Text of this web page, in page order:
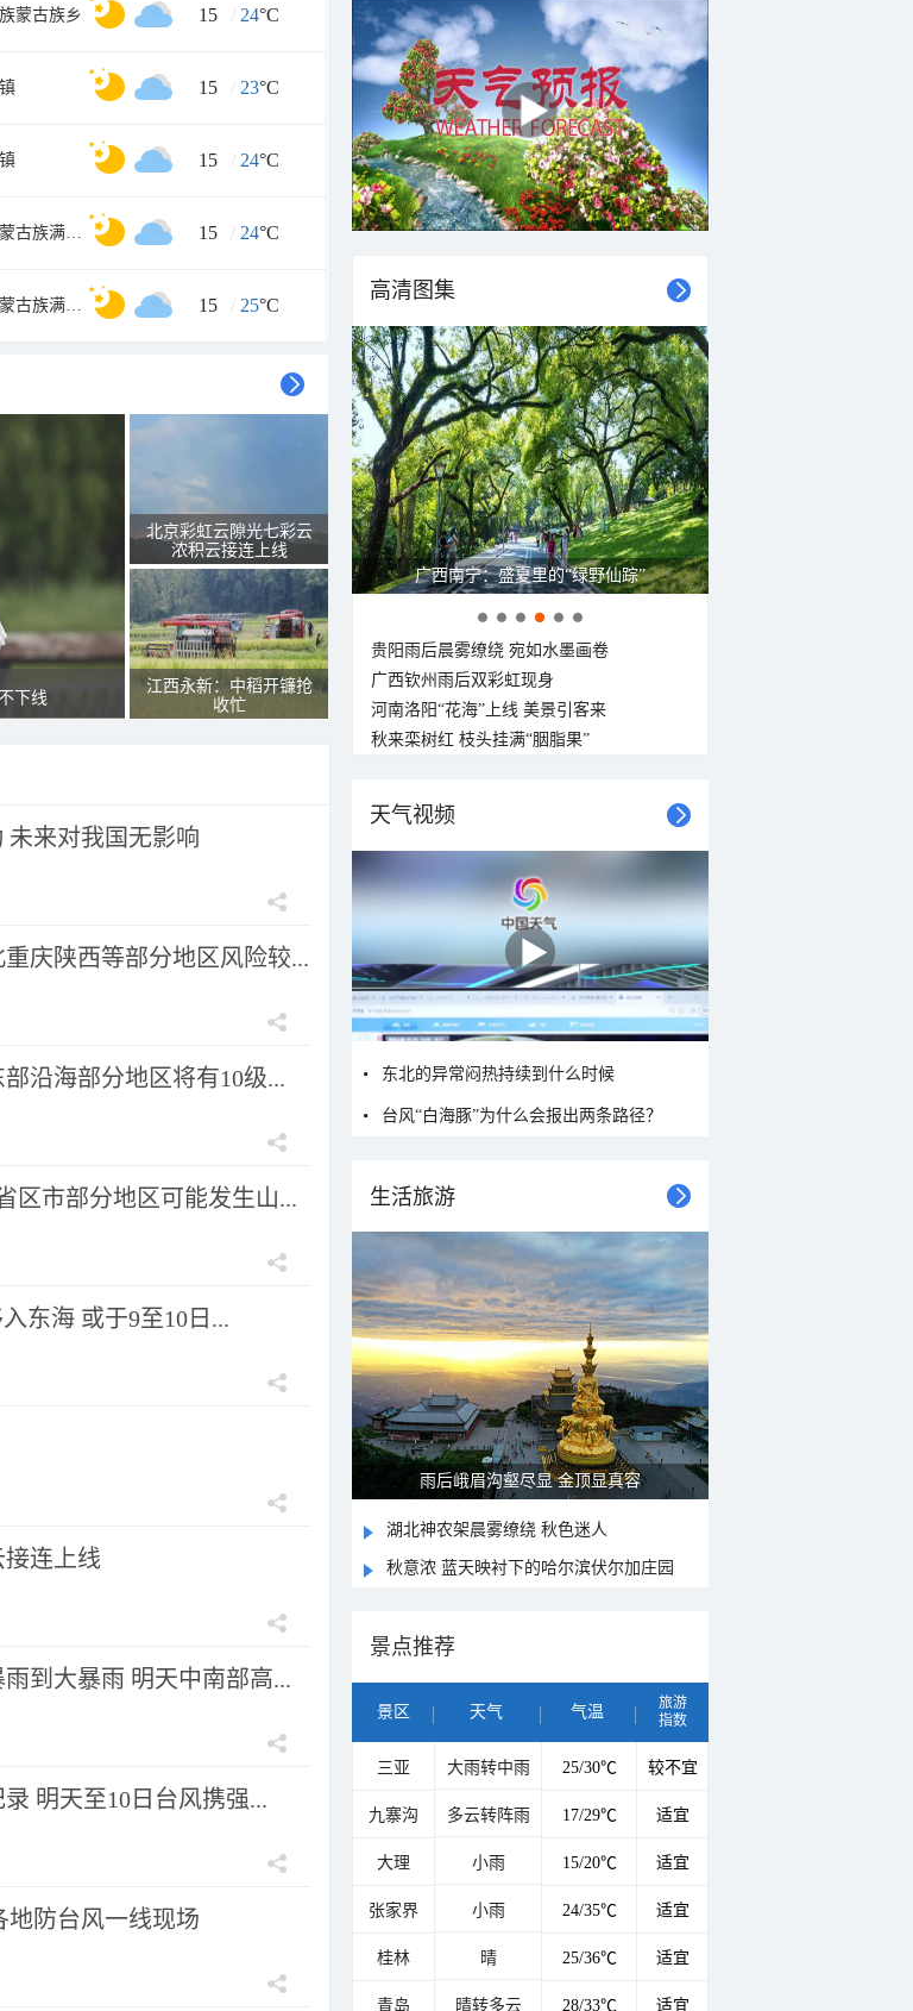
蒙古族乡 15 / 24°C
15 / 23°C
15 / 24°C
柳树屯蒙古族满族乡 15 / 24°C
沙金台蒙古族满族乡 15 / 25°C
下线
北京彩虹云隙光七彩云
浓积云接连上线
江西永新：中稻开镰抢
收忙
未来对我国无影响
庆陕西等部分地区风险较...
沿海部分地区将有10级...
区市部分地区可能发生山...
东海 或于9至10日...
连上线
到大暴雨 明天中南部高...
明天至10日台风携强...
地防台风一线现场
高清图集
广西南宁：盛夏里的“绿野仙踪”
贵阳雨后晨雾缭绕 宛如水墨画卷
广西钦州雨后双彩虹现身
河南洛阳“花海”上线 美景引客来
秋来栾树红 枝头挂满“胭脂果”
天气视频
东北的异常闷热持续到什么时候
台风“白海豚”为什么会报出两条路径？
生活旅游
雨后峨眉沟壑尽显 金顶显真容
湖北神农架晨雾缭绕 秋色迷人
秋意浓 蓝天映衬下的哈尔滨伏尔加庄园
景点推荐
景区 天气 气温
旅游
指数
三亚 大雨转中雨 25/30℃ 较不宜
九寨沟 多云转阵雨 17/29℃ 适宜
大理 小雨 15/20℃ 适宜
张家界 小雨 24/35℃ 适宜
桂林 晴 25/36℃ 适宜
青岛 晴转多云 28/33℃ 适宜